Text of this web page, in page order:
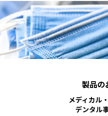
製品の
メディカル
デンタル